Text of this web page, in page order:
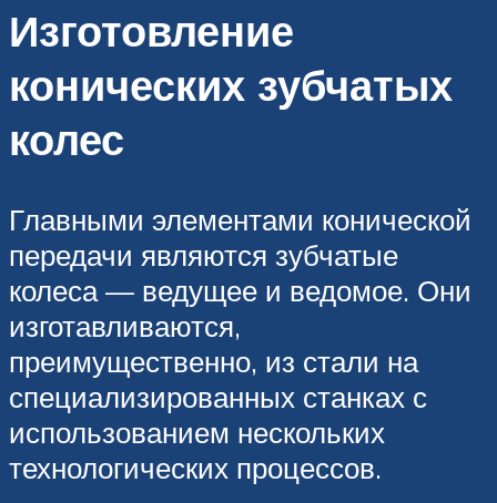
Изготовление
конических зубчатых
колес
Главными элементами конической
передачи являются зубчатые
колеса — ведущее и ведомое. Они
изготавливаются,
преимущественно, из стали на
специализированных станках с
использованием нескольких
технологических процессов.